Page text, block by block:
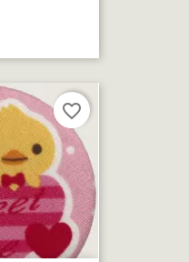
favorite_border